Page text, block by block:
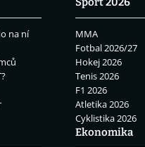
na ní
MMA
Fotbal 2026/27
Hokej 2026
Tenis 2026
F1 2026
Atletika 2026
Cyklistika 2026
Ekonomika